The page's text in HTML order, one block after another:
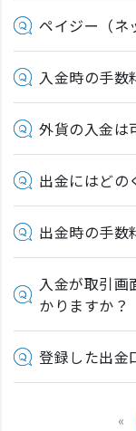
ペイジー（ネ
入金時の手数
外貨の入金は
出金にはどの
出金時の手数
入金が取引画
かりますか？
登録した出金
«